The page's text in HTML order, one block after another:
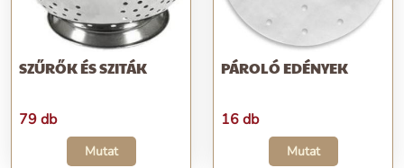
SZŰRŐK ÉS SZITÁK
79 db
Mutat
PÁROLÓ EDÉNYEK
16 db
Mutat